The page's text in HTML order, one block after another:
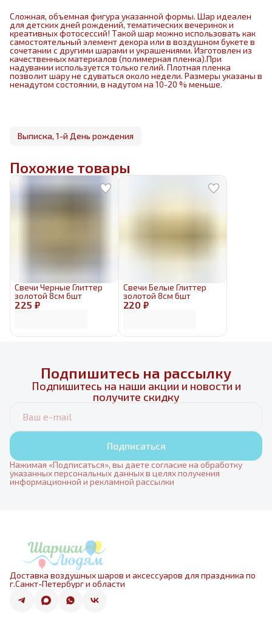
Сложная, объемная фигура указанной формы. Шар идеален
для детских дней рождений, тематических вечеринок и
креативных фотосессий! Такой шар можно использовать как
самостоятельный элемент декора или в воздушном букете в
сочетании с другими шарами и украшениями. Изготовлен из
качественных материалов (полимерная пленка).При
надувании используется только гелий. Плотная пленка
позволит шару не сдуваться около недели. Размеры указаны в
ненадутом состоянии, в надутом на 10-20 % меньше.
Выписка, 1-й День рождения
Похожие товары
225 ₽
Свечи Черные Глиттер
золотой 8см 6шт
220 ₽
Свечи Белые Глиттер
золотой 8см 6шт
Подпишитесь на рассылку
Подпишитесь на наши акции и новости и
получите скидку
Подписаться
Нажимая «Подписаться», вы даете согласие на обработку
указанных персональных данных в целях получения
информационной и рекламной рассылки
Доставка воздушных шаров и аксессуаров для праздника по
г.Санкт-Петербург и области